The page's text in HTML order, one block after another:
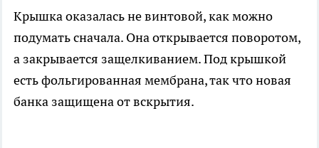
Крышка оказалась не винтовой, как можно
подумать сначала. Она открывается поворотом,
а закрывается защелкиванием. Под крышкой
есть фольгированная мембрана, так что новая
банка защищена от вскрытия.